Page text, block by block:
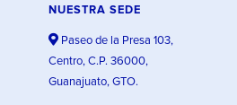
NUESTRA SEDE
Paseo de la Presa 103,
Centro, C.P. 36000,
Guanajuato, GTO.